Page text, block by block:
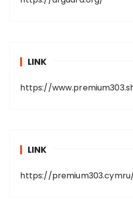
LINK
https://
LINK
https://